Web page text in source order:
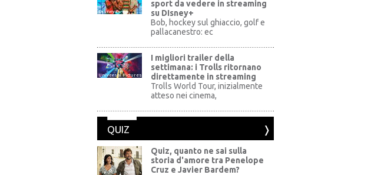
Disney+
sport da vedere in streaming
su DIsney+
Bob, hockey sul ghiaccio, golf e
pallacanestro: ec
Universal Pictures
I migliori trailer della
settimana: i Trolls ritornano
direttamente in streaming
Trolls World Tour, inizialmente
atteso nei cinema,
QUIZ
Quiz, quanto ne sai sulla
storia d'amore tra Penelope
Cruz e Javier Bardem?